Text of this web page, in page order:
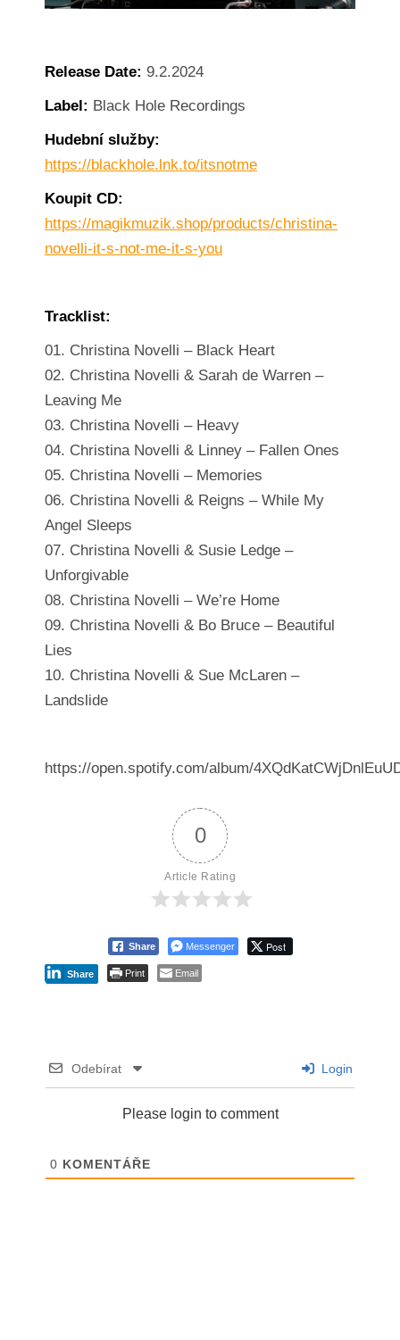
Release Date: 9.2.2024
Label: Black Hole Recordings
Hudební služby:
https://blackhole.lnk.to/itsnotme
Koupit CD:
https://magikmuzik.shop/products/christina-
novelli-it-s-not-me-it-s-you
Tracklist:
01. Christina Novelli – Black Heart
02. Christina Novelli & Sarah de Warren –
Leaving Me
03. Christina Novelli – Heavy
04. Christina Novelli & Linney – Fallen Ones
05. Christina Novelli – Memories
06. Christina Novelli & Reigns – While My
Angel Sleeps
07. Christina Novelli & Susie Ledge –
Unforgivable
08. Christina Novelli – We’re Home
09. Christina Novelli & Bo Bruce – Beautiful
Lies
10. Christina Novelli & Sue McLaren –
Landslide
https://open.spotify.com/album/
0
Article Rating
Share Messenger Post
Share Print Email
Odebírat Login
Please login to comment
0 KOMENTÁŘE